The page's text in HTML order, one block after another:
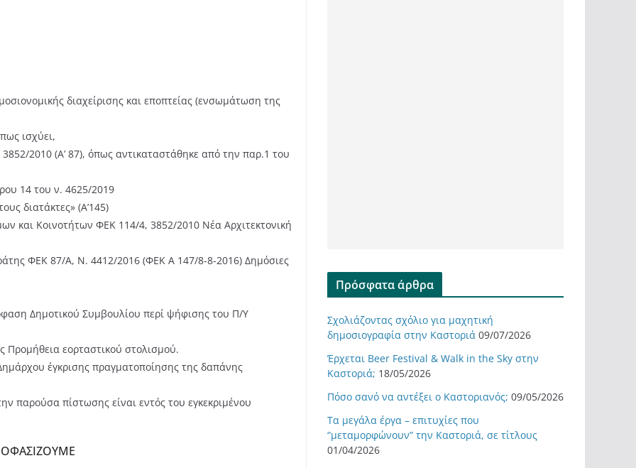
διαχείρισης και εποπτείας (ενσωμάτωση της
ισχύει,
2010 (Α’ 87), όπως αντικαταστάθηκε από την παρ.1 του
14 του ν. 4625/2019
διατάκτες» (Α’145)
και Κοινοτήτων ΦΕΚ 114/4, 3852/2010 Νέα Αρχιτεκτονική
ΦΕΚ 87/Α, Ν. 4412/2016 (ΦΕΚ Α 147/8-8-2016) Δημόσιες
Δημοτικού Συμβουλίου περί ψήφισης του Π/Υ
Προμήθεια εορταστικού στολισμού.
έγκρισης πραγματοποίησης της δαπάνης
παρούσα πίστωσης είναι εντός του εγκεκριμένου
Πρόσφατα άρθρα
Σχολιάζοντας σχόλιο για μαχητική
δημοσιογραφία στην Καστοριά 09/07/2026
Έρχεται Beer Festival & Walk in the Sky στην
Καστοριά; 18/05/2026
Πόσο σανό να αντέξει ο Καστοριανός; 09/05/2026
Τα μεγάλα έργα – επιτυχίες που
“μεταμορφώνουν” την Καστοριά, σε τίτλους
01/04/2026